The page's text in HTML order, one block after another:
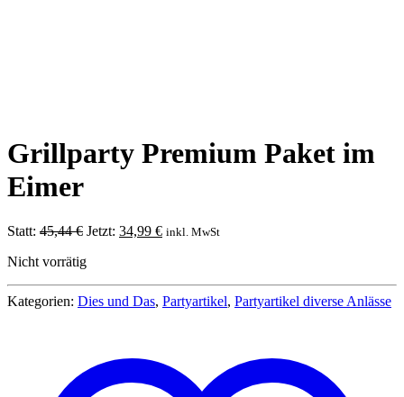
Grillparty Premium Paket im
Eimer
Statt: 45,44€ Ursprünglicher
war:
Jetzt: 34,99 €Aktueller
inkl. MwSt
Nicht vorrätig
Kategorien: Dies und Das, Partyartikel, Partyartikel diverse Anlässe